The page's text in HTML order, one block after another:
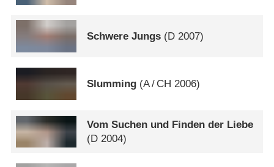
Schwere Jungs (D 2007)
Slumming (A/ CH 2006)
Vom Suchen und Finden der Liebe
(D 2004)